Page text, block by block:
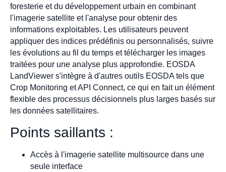
foresterie et du développement urbain en combinant
l'imagerie satellite et l'analyse pour obtenir des
informations exploitables. Les utilisateurs peuvent
appliquer des indices prédéfinis ou personnalisés, suivre
les évolutions au fil du temps et télécharger les images
traitées pour une analyse plus approfondie. EOSDA
LandViewer s'intègre à d'autres outils EOSDA tels que
Crop Monitoring et API Connect, ce qui en fait un élément
flexible des processus décisionnels plus larges basés sur
les données satellitaires.
Points saillants :
Accès à l'imagerie satellite multisource dans une
seule interface